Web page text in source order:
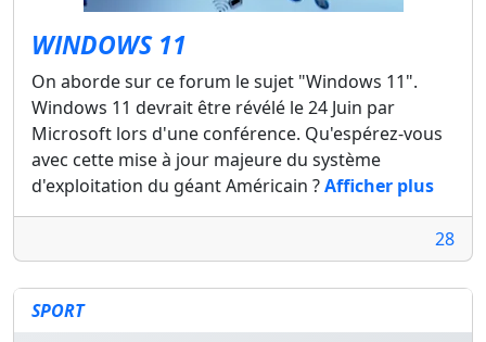
WINDOWS 11
On aborde sur ce forum le sujet "Windows 11".
Windows 11 devrait être révélé le 24 Juin par
Microsoft lors d'une conférence. Qu'espérez-vous
avec cette mise à jour majeure du système
d'exploitation du géant Américain ?Afficher plus
28
SPORT